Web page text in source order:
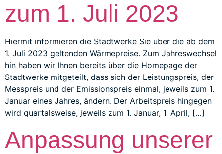
zum 1. Juli 2023
Hiermit informieren die Stadtwerke Sie über die ab dem
1. Juli 2023 geltenden Wärmepreise. Zum Jahreswechsel
hin haben wir Ihnen bereits über die Homepage der
Stadtwerke mitgeteilt, dass sich der Leistungspreis, der
Messpreis und der Emissionspreis einmal, jeweils zum 1.
Januar eines Jahres, ändern. Der Arbeitspreis hingegen
wird quartalsweise, jeweils zum 1. Januar, 1. April, […]
Anpassung unserer